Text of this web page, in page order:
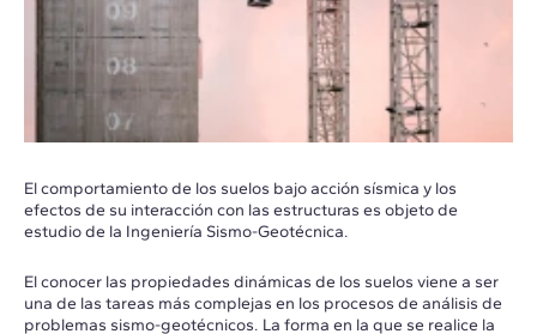
El comportamiento de los suelos bajo acción sísmica y los
efectos de su interacción con las estructuras es objeto de
estudio de la Ingeniería Sismo-Geotécnica.
El conocer las propiedades dinámicas de los suelos viene a ser
una de las tareas más complejas en los procesos de análisis de
problemas sismo-geotécnicos. La forma en la que se realice la